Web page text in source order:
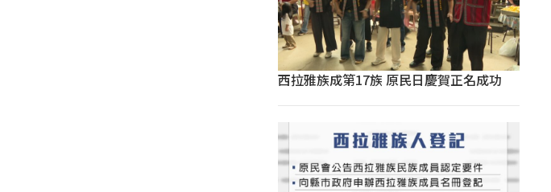
西拉雅族成第17族 原民日慶賀正名成功